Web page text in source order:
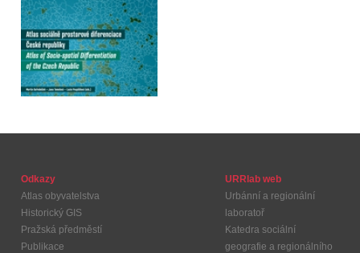
Odkazy
Atlas obyvatelstva
Historický GIS
Pražská předměstí
Publikace
URRlab web
Urbánní a regionální
laboratoř
Katedra sociální
geografie a regionálního